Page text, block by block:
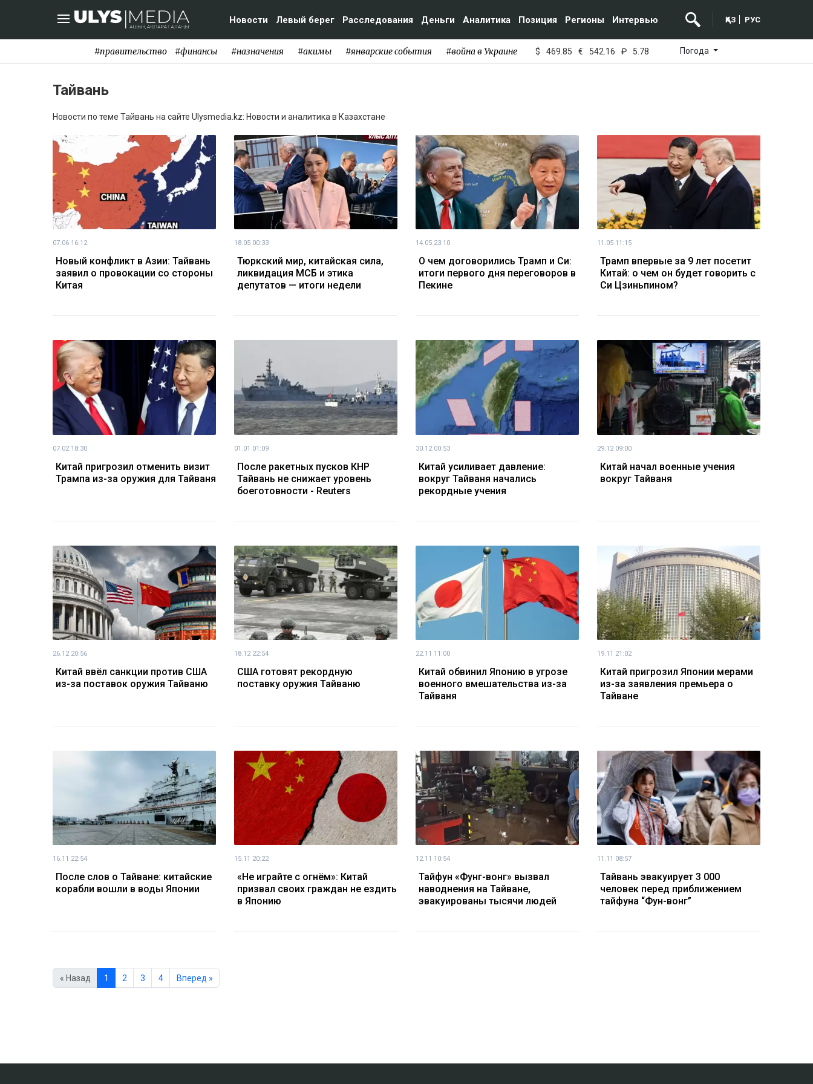
Новости Левый берег Расследования Деньги Аналитика Позиция Регионы Интервью ҚАЗ РУС
#правительство #финансы #назначения #акимы #январские события #война в Украине $ 469.85 € 542.16 ₽ 5.78 Погода
Тайвань
Новости по теме Тайвань на сайте Ulysmedia.kz: Новости и аналитика в Казахстане
07.06 16:12
Новый конфликт в Азии: Тайвань
заявил о провокации со стороны
Китая
18.05 00:33
Тюркский мир, китайская сила,
ликвидация МСБ и этика
депутатов — итоги недели
14.05 23:10
О чем договорились Трамп и Си:
итоги первого дня переговоров в
Пекине
11.05 11:15
Трамп впервые за 9 лет посетит
Китай: о чем он будет говорить с
Си Цзиньпином?
07.02 18:30
Китай пригрозил отменить визит
Трампа из-за оружия для Тайваня
01.01 01:09
После ракетных пусков КНР
Тайвань не снижает уровень
боеготовности - Reuters
30.12 00:53
Китай усиливает давление:
вокруг Тайваня начались
рекордные учения
29.12 09:00
Китай начал военные учения
вокруг Тайваня
26.12 20:56
Китай ввёл санкции против США
из-за поставок оружия Тайваню
18.12 22:54
США готовят рекордную
поставку оружия Тайваню
22.11 11:00
Китай обвинил Японию в угрозе
военного вмешательства из-за
Тайваня
19.11 21:02
Китай пригрозил Японии мерами
из-за заявления премьера о
Тайване
16.11 22:54
После слов о Тайване: китайские
корабли вошли в воды Японии
15.11 20:22
«Не играйте с огнём»: Китай
призвал своих граждан не ездить
в Японию
12.11 10:54
Тайфун «Фунг-вонг» вызвал
наводнения на Тайване,
эвакуированы тысячи людей
11.11 08:57
Тайвань эвакуирует 3 000
человек перед приближением
тайфуна “Фун-вонг”
« Назад 1 2 3 4 Вперед »